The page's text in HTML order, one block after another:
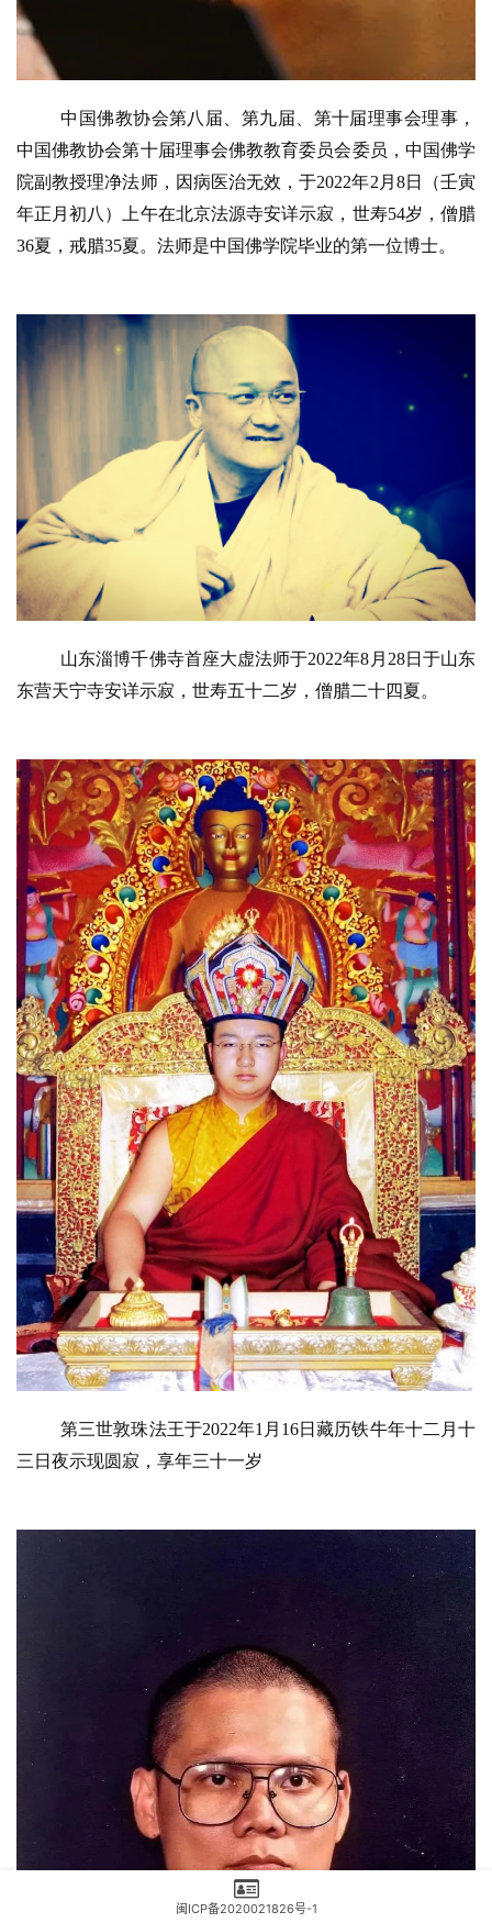
中国佛教协会第八届、第九届、第十届理事会理事，
中国佛教协会第十届理事会佛教教育委员会委员，中国佛学
院副教授理净法师，因病医治无效，于2022年2月8日（壬寅
年正月初八）上午在北京法源寺安详示寂，世寿54岁，僧腊
36夏，戒腊35夏。法师是中国佛学院毕业的第一位博士。
山东淄博千佛寺首座大虚法师于2022年8月28日于山东
东营天宁寺安详示寂，世寿五十二岁，僧腊二十四夏。
第三世敦珠法王于2022年1月16日藏历铁牛年十二月十
三日夜示现圆寂，享年三十一岁
闽ICP备2020021826号-1